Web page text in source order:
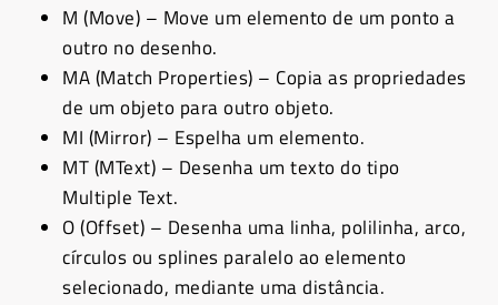
M (Move) – Move um elemento de um ponto a
outro no desenho.
MA (Match Properties) – Copia as propriedades
de um objeto para outro objeto.
MI (Mirror) – Espelha um elemento.
MT (MText) – Desenha um texto do tipo
Multiple Text.
O (Offset) – Desenha uma linha, polilinha, arco,
círculos ou splines paralelo ao elemento
selecionado, mediante uma distância.